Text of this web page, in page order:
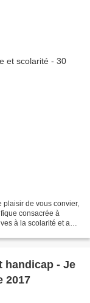
plaisir de vous convier,
consacrée à
à la scolarité et aux
handicap - Je
2017